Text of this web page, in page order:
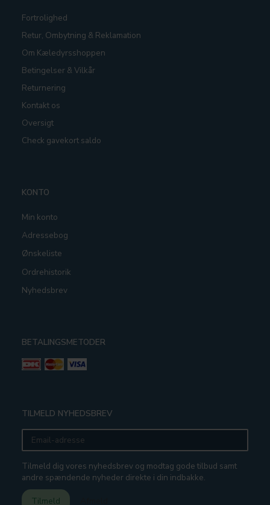
Fortrolighed
Retur, Ombytning & Reklamation
Om Kæledyrsshoppen
Betingelser & Vilkår
Returnering
Kontakt os
Oversigt
Check gavekort saldo
KONTO
Min konto
Adressebog
Ønskeliste
Ordrehistorik
Nyhedsbrev
BETALINGSMETODER
TILMELD NYHEDSBREV
Email-
adresse
Tilmeld dig vores nyhedsbrev og modtag gode tilbud samt
andre spændende nyheder direkte i din indbakke.
Tilmeld